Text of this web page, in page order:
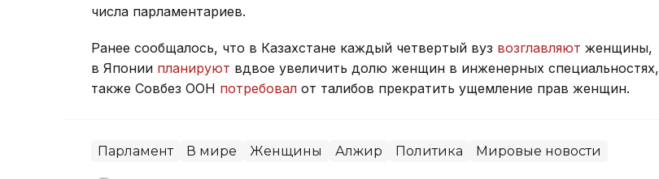
числа парламентариев.
Ранее сообщалось, что в Казахстане каждый четвертый вуз возглавляют женщины,
в Японии планируют вдвое увеличить долю женщин в инженерных специальностях,
также Совбез ООН потребовал от талибов прекратить ущемление прав женщин.
Парламент В мире Женщины Алжир Политика Мировые новости